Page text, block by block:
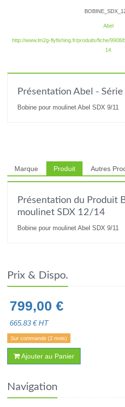
Abel
http://www.lm2g-flyfishing.fr/produits/fiche/
14
Présentation Abel -
Bobine pour moulinet Abel SDX 9/11
Marque Produit Autres
Présentation du Produit
moulinet SDX 12/14
Bobine pour moulinet Abel SDX 9/11
Prix & Dispo.
799,00 €
665.83€ HT
Sur commande (2 mois)
Ajouter au Panier
Navigation